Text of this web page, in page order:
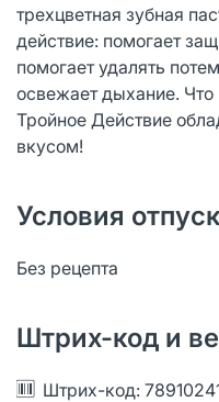
трехцветная зубная
действие: помогает
помогает удалять
освежает дыхание.
Тройное Действие
вкусом!
Условия
Без рецепта
Штрих-код и
Штрих-код: